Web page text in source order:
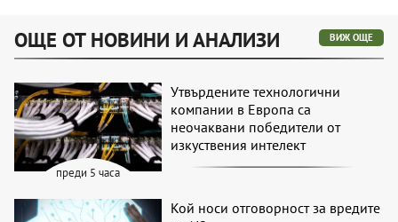
ОЩЕ ОТ НОВИНИ И АНАЛИЗИ ВИЖ ОЩЕ
преди 5 часа
Утвърдените технологични
компании в Европа са
неочаквани победители от
изкуствения интелект
Кой носи отговорност за вредите